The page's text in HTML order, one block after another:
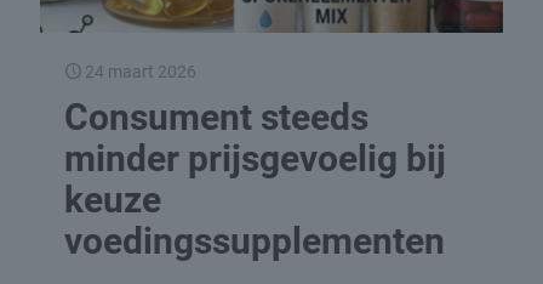
24 maart 2026
Consument steeds
minder prijsgevoelig bij
keuze
voedingssupplementen